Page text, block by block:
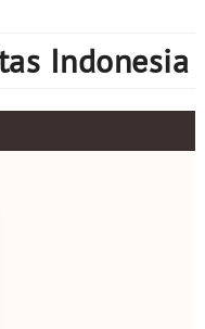
Indonesia